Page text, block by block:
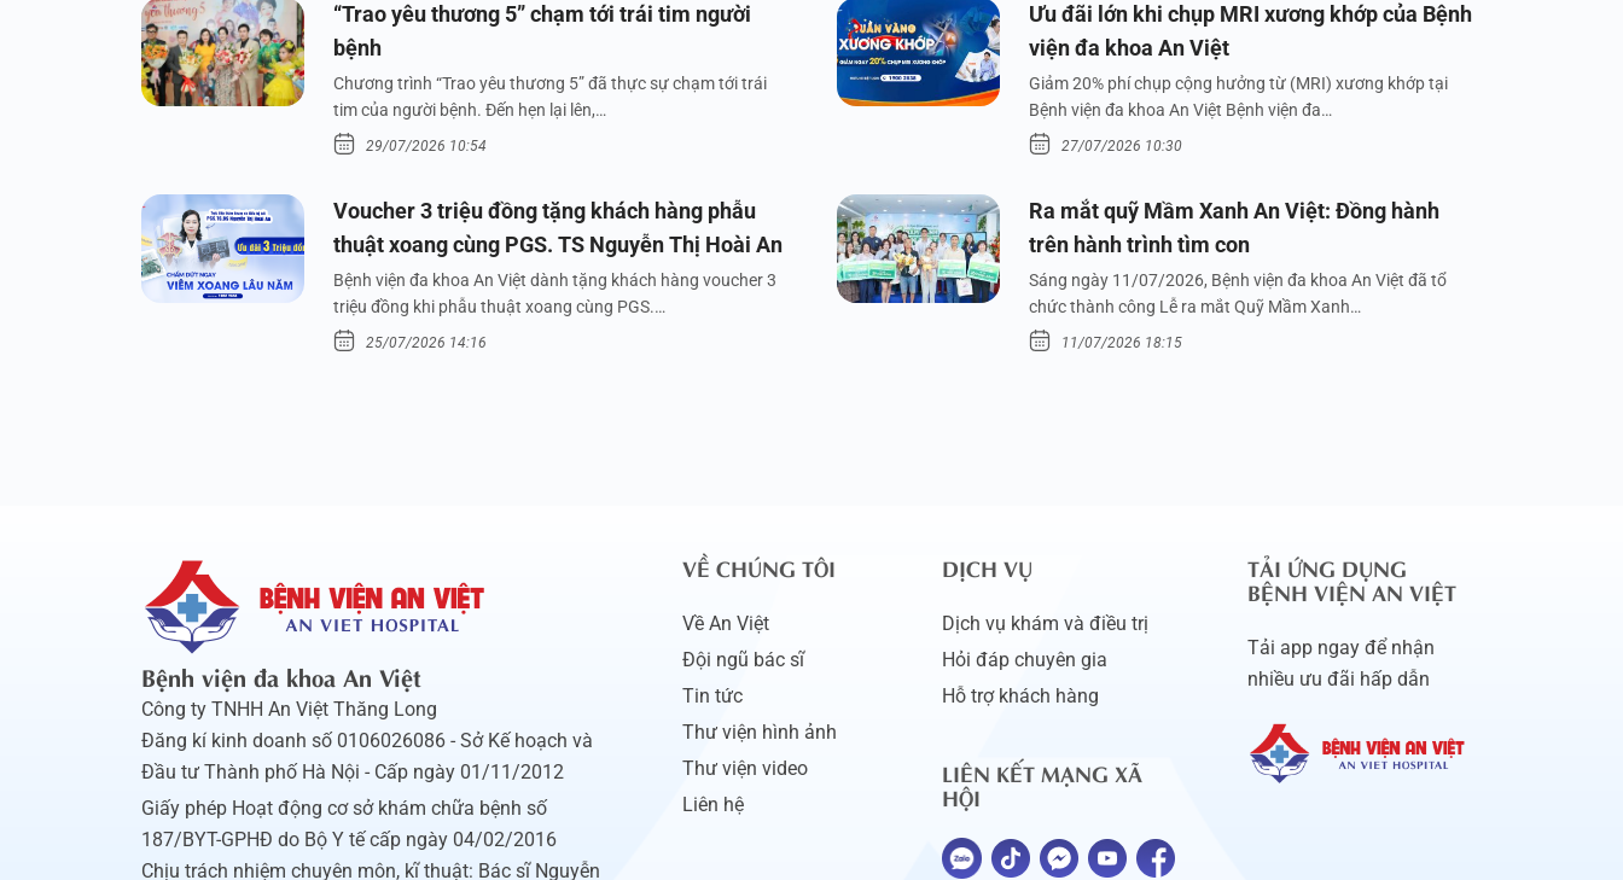
“Trao yêu thương 5” chạm tới trái tim người
bệnh
Chương trình “Trao yêu thương 5” đã thực sự chạm tới trái
tim của người bệnh. Đến hẹn lại lên,…
29/07/2026 10:54
Ưu đãi lớn khi chụp MRI xương khớp của Bệnh
viện đa khoa An Việt
Giảm 20% phí chụp cộng hưởng từ (MRI) xương khớp tại
Bệnh viện đa khoa An Việt Bệnh viện đa…
27/07/2026 10:30
Voucher 3 triệu đồng tặng khách hàng phẫu
thuật xoang cùng PGS. TS Nguyễn Thị Hoài An
Bệnh viện đa khoa An Việt dành tặng khách hàng voucher 3
triệu đồng khi phẫu thuật xoang cùng PGS.…
25/07/2026 14:16
Ra mắt quỹ Mầm Xanh An Việt: Đồng hành
trên hành trình tìm con
Sáng ngày 11/07/2026, Bệnh viện đa khoa An Việt đã tổ
chức thành công Lễ ra mắt Quỹ Mầm Xanh…
11/07/2026 18:15
Bệnh viện đa khoa An Việt
Công ty TNHH An Việt Thăng Long
Đăng kí kinh doanh số 0106026086 - Sở Kế hoạch và
Đầu tư Thành phố Hà Nội - Cấp ngày 01/11/2012
Giấy phép Hoạt động cơ sở khám chữa bệnh số
187/BYT-GPHĐ do Bộ Y tế cấp ngày 04/02/2016
Chịu trách nhiệm chuyên môn, kĩ thuật: Bác sĩ Nguyễn
VỀ CHÚNG TÔI
Về An Việt
Đội ngũ bác sĩ
Tin tức
Thư viện hình ảnh
Thư viện video
Liên hệ
DỊCH VỤ
Dịch vụ khám và điều trị
Hỏi đáp chuyên gia
Hỗ trợ khách hàng
LIÊN KẾT MẠNG XÃ
HỘI
TẢI ỨNG DỤNG
BỆNH VIỆN AN VIỆT
Tải app ngay để nhận
nhiều ưu đãi hấp dẫn